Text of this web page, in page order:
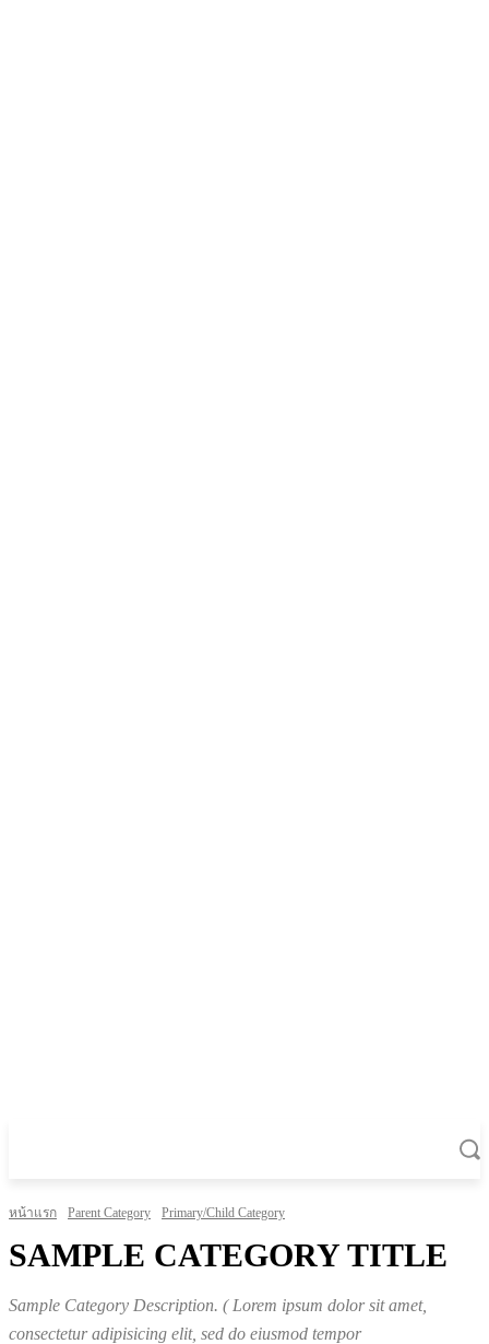
หน้าแรก Parent Category Primary/Child Category
SAMPLE CATEGORY TITLE
Sample Category Description. ( Lorem ipsum dolor sit amet,
consectetur adipisicing elit, sed do eiusmod tempor